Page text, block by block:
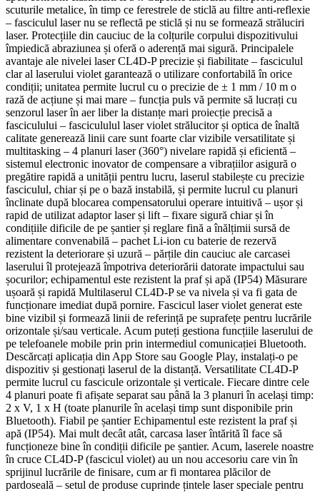
scuturile metalice, în timp ce ferestrele de sticlă au filtre anti-reflexie
– fasciculul laser nu se reflectă pe sticlă și nu se formează străluciri
laser. Protecțiile din cauciuc de la colțurile corpului dispozitivului
împiedică abraziunea și oferă o aderență mai sigură. Principalele
avantaje ale nivelei laser CL4D-P precizie și fiabilitate – fasciculul
clar al laserului violet garantează o utilizare confortabilă în orice
condiții; unitatea permite lucrul cu o precizie de ± 1 mm / 10 m o
rază de acțiune și mai mare – funcția puls vă permite să lucrați cu
senzorul laser în aer liber la distanțe mari proiecție precisă a
fasciculului – fascicululul laser violet strălucitor și optica de înaltă
calitate generează linii care sunt foarte clar vizibile versatilitate și
multitasking – 4 planuri laser (360°) nivelare rapidă și eficientă –
sistemul electronic inovator de compensare a vibrațiilor asigură o
pregătire rapidă a unității pentru lucru, laserul stabilește cu precizie
fasciculul, chiar și pe o bază instabilă, și permite lucrul cu planuri
înclinate după blocarea compensatorului operare intuitivă – ușor și
rapid de utilizat adaptor laser și lift – fixare sigură chiar și în
condițiile dificile de pe șantier și reglare fină a înălțimii sursă de
alimentare convenabilă – pachet Li-ion cu baterie de rezervă
rezistent la deteriorare și uzură – părțile din cauciuc ale carcasei
laserului îl protejează împotriva deteriorării datorate impactului sau
șocurilor; echipamentul este rezistent la praf și apă (IP54) Măsurare
ușoară și rapidă Multilaserul CL4D-P se va nivela și va fi gata de
funcționare imediat după pornire. Fascicul laser violet generat este
bine vizibil și formează linii de referință pe suprafețe pentru lucrările
orizontale și/sau verticale. Acum puteți gestiona funcțiile laserului de
pe telefoanele mobile prin prin intermediul comunicației Bluetooth.
Descărcați aplicația din App Store sau Google Play, instalați-o pe
dispozitiv și gestionați laserul de la distanță. Versatilitate CL4D-P
permite lucrul cu fascicule orizontale și verticale. Fiecare dintre cele
4 planuri poate fi afișate separat sau până la 3 planuri în același timp:
2 x V, 1 x H (toate planurile în același timp sunt disponibile prin
Bluetooth). Fiabil pe șantier Echipamentul este rezistent la praf și
apă (IP54). Mai mult decât atât, carcasa laser întărită îl face să
funcționeze bine în condiții dificile pe șantier. Acum, laserele noastre
în cruce CL4D-P (fascicul violet) au un nou accesoriu care vin în
sprijinul lucrările de finisare, cum ar fi montarea plăcilor de
pardoseală – setul de produse cuprinde țintele laser speciale pentru